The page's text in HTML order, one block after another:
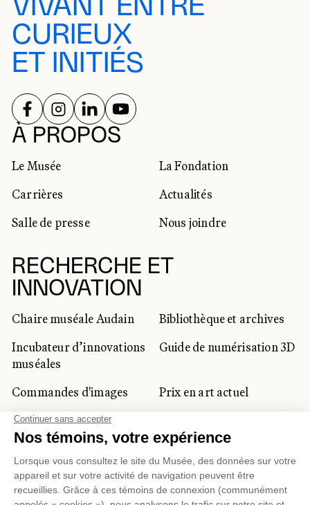
VIVANT ENTRE
CURIEUX
ET INITIÉS
À PROPOS
Le Musée
La Fondation
Carrières
Actualités
Salle de presse
Nous joindre
RECHERCHE ET
INNOVATION
Chaire muséale Audain
Bibliothèque et archives
Incubateur d’innovations
muséales
Guide de numérisation 3D
Commandes d'images
Prix en art actuel
Prix Lynne-Cohen
CLIENTÈLE CORPORATIVE
ET PRIVÉE
RÉSEAUX SOCIAUX
SUIVEZ-NOUS SUR
SUIVEZ-NOUS SUR
SUIVEZ-NOUS SUR
SUIVEZ-NOUS SUR